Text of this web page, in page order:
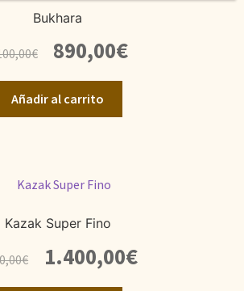
Bukhara
€ precio
original
era:
1.100,00€.
890,00€El
precio
Añadir al carrito
Kazak Super Fino
€
precio
original
1.400,00€El
precio